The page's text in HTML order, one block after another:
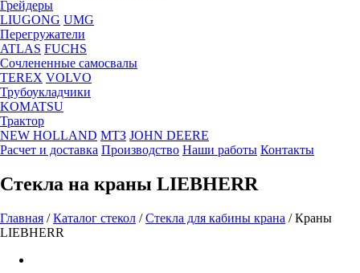
Грейдеры
LIUGONG UMG
Перегружатели
ATLAS FUCHS
Сочлененные самосвалы
TEREX VOLVO
Трубоукладчики
KOMATSU
Трактор
NEW HOLLAND МТЗ JOHN DEERE
Расчет и доставка Производство Наши работы Контакты
Стекла на краны LIEBHERR
Главная /Каталог стекол /Стекла для кабины крана /Краны
LIEBHERR